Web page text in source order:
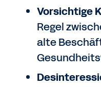
Vorsichtige
Regel
alte